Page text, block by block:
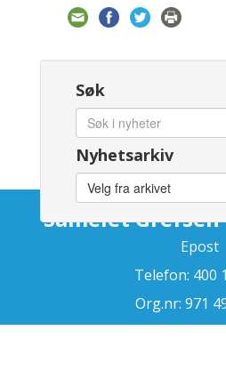
Søk
Nyhetsarkiv
Velg fra arkivet
Sameiet
Epost
Telefon: 400
Org.nr: 971